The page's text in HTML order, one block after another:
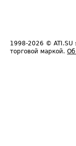
1998-2026 © ATI.SU
торговой маркой. Об